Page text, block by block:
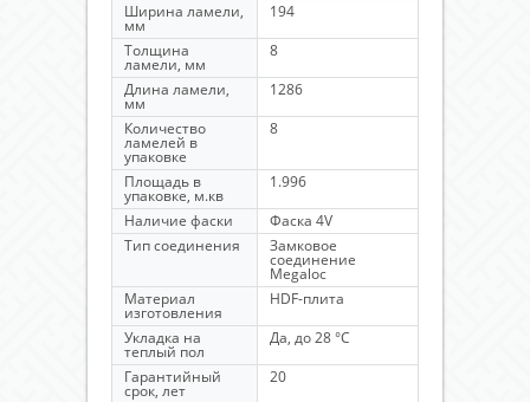
Ширина ламели,
мм
194
Толщина
ламели, мм
8
Длина ламели,
мм
1286
Количество
ламелей в
упаковке
8
Площадь в
упаковке, м.кв
1.996
Наличие фаски
Фаска 4V
Тип соединения
Замковое
соединение
Megaloc
Материал
изготовления
HDF-плита
Укладка на
теплый пол
Да, до 28 °C
Гарантийный
срок, лет
20